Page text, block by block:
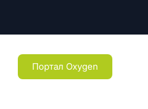
Портал Oxygen